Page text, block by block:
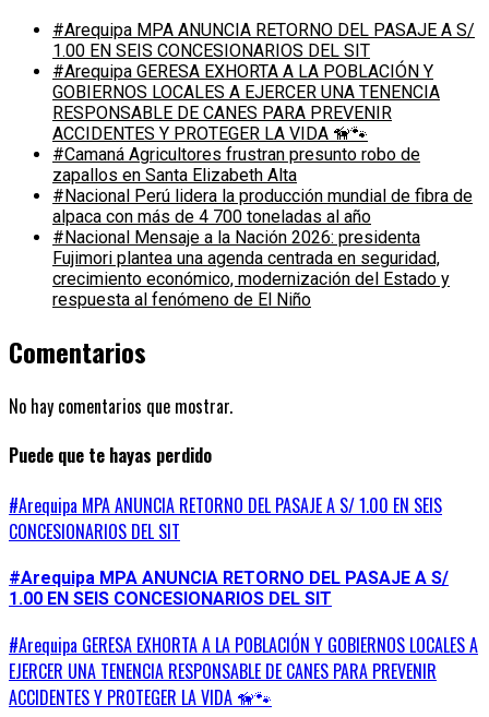
#Arequipa MPA ANUNCIA RETORNO DEL PASAJE A S/
1.00 EN SEIS CONCESIONARIOS DEL SIT
#Arequipa GERESA EXHORTA A LA POBLACIÓN Y
GOBIERNOS LOCALES A EJERCER UNA TENENCIA
RESPONSABLE DE CANES PARA PREVENIR
ACCIDENTES Y PROTEGER LA VIDA 🦮🐾
#Camaná Agricultores frustran presunto robo de
zapallos en Santa Elizabeth Alta
#Nacional Perú lidera la producción mundial de fibra de
alpaca con más de 4 700 toneladas al año
#Nacional Mensaje a la Nación 2026: presidenta
Fujimori plantea una agenda centrada en seguridad,
crecimiento económico, modernización del Estado y
respuesta al fenómeno de El Niño
Comentarios
No hay comentarios que mostrar.
Puede que te hayas perdido
#Arequipa MPA ANUNCIA RETORNO DEL PASAJE A S/ 1.00 EN SEIS
CONCESIONARIOS DEL SIT
#Arequipa MPA ANUNCIA RETORNO DEL PASAJE A S/
1.00 EN SEIS CONCESIONARIOS DEL SIT
#Arequipa GERESA EXHORTA A LA POBLACIÓN Y GOBIERNOS LOCALES A
EJERCER UNA TENENCIA RESPONSABLE DE CANES PARA PREVENIR
ACCIDENTES Y PROTEGER LA VIDA 🦮🐾